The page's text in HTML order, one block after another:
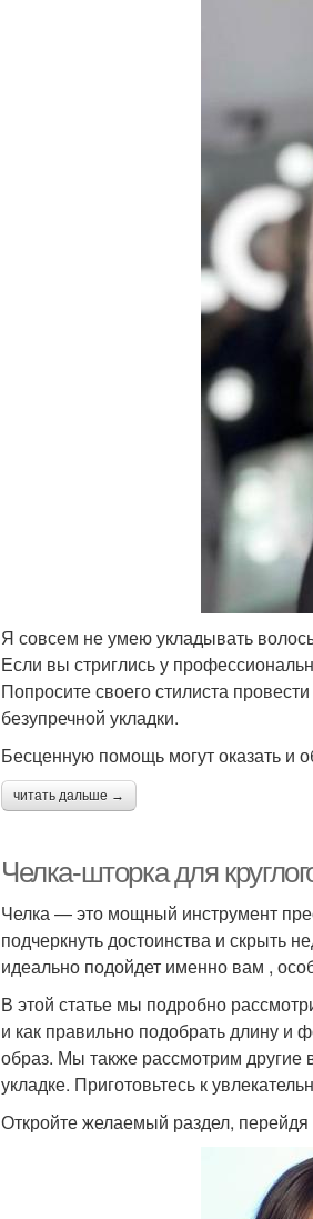
Я совсем не умею укладывать
Если вы стриглись у
Попросите своего стилиста
безупречной укладки.
Бесценную помощь могут оказать и
читать дальше →
Челка-шторка для
Челка — это мощный инструмент
подчеркнуть достоинства и скрыть
идеально подойдет именно вам ,
В этой статье мы подробно
и как правильно подобрать длину и
образ. Мы также рассмотрим другие
укладке. Приготовьтесь к
Откройте желаемый раздел,